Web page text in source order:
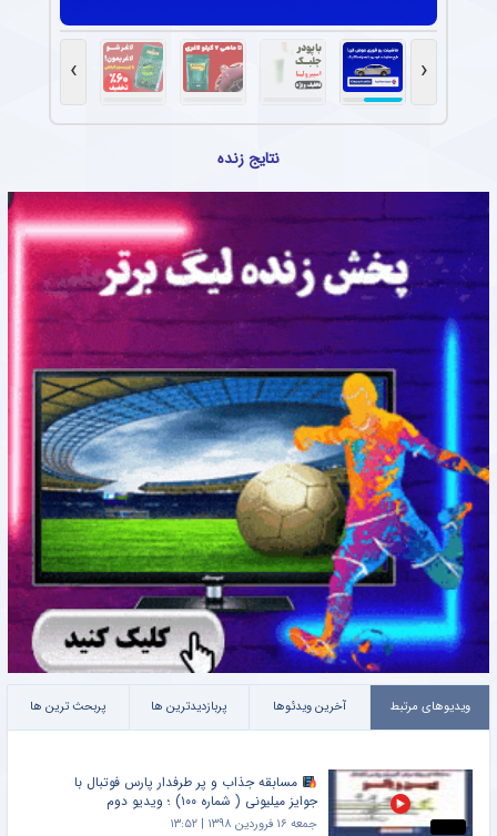
‹
›
نتایج زنده
ویدیوهای مرتبط آخرین ویدئوها پربازدیدترین ها پربحث ترین ها
مسابقه جذاب و پر طرفدار پارس فوتبال با
جوایز میلیونی ( شماره ۱۰۰) ؛ ویدیو دوم
جمعه ۱۶ فروردین ۱۳۹۸ | ۱۳:۵۲